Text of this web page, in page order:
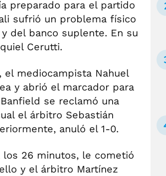
preparado para el partido
sufrió un problema físico
del banco suplente. En su
Cerutti.
mediocampista Nahuel
y abrió el marcador para
se reclamó una
el árbitro Sebastián
anuló el 1-0.
los 26 minutos, le cometió
y el árbitro Martínez